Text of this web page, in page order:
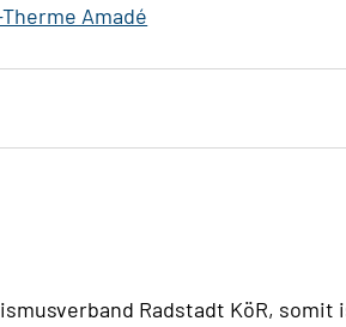
Amadé
Radstadt KöR, somit